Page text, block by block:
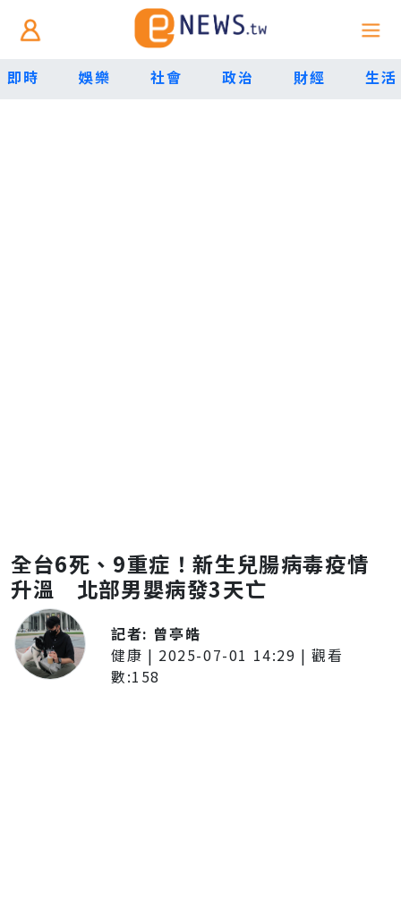
即時 娛樂 社會 政治 財經 生活
全台6死、9重症！新生兒腸病毒疫情
升溫 北部男嬰病發3天亡
記者: 曾亭皓
健康 | 2025-07-01 14:29 | 觀看
數:158